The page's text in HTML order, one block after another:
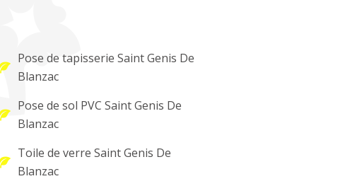
Pose de tapisserie Saint Genis De
Blanzac
Pose de sol PVC Saint Genis De
Blanzac
Toile de verre Saint Genis De
Blanzac